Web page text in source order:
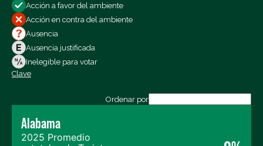
Todos los votos
Votos a favor
Votos en contra
Ausencias
Exportar los datos (CSV)
Acción a favor del ambiente
Acción en contra del ambiente
Ausencia
Ausencia justificada
Inelegible para votar
Clave
Ordenar por
Alabama
2025 Promedio